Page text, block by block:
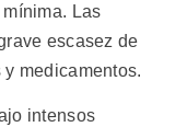
Las
escasez de
medicamentos.
intensos